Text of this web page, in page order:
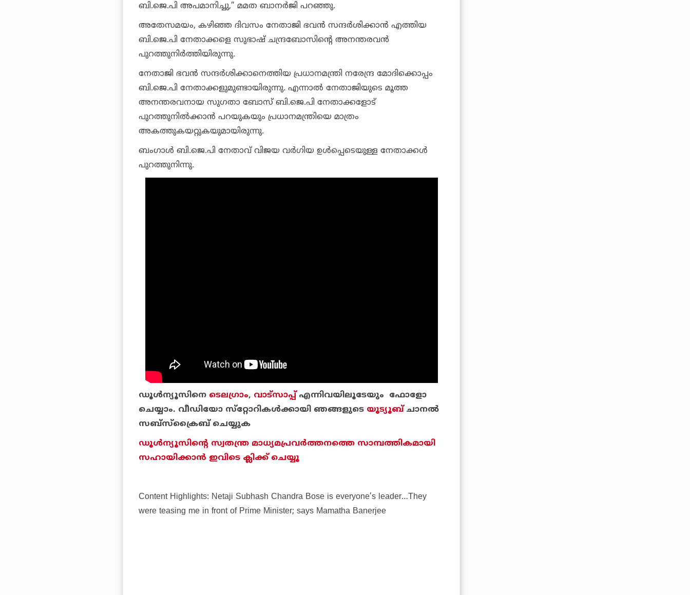
ബി.ജെ.പി അപമാനിച്ചു,” മമത ബാനര്‍ജി പറഞ്ഞു.
അതേസമയം, കഴിഞ്ഞ ദിവസം നേതാജി ഭവന്‍ സന്ദര്‍ശിക്കാന്‍ എത്തിയ
ബി.ജെ.പി നേതാക്കളെ സുഭാഷ് ചന്ദ്രബോസിന്റെ അനന്തരവന്‍
പുറത്തുനിര്‍ത്തിയിരുന്നു.
നേതാജി ഭവന്‍ സന്ദര്‍ശിക്കാനെത്തിയ പ്രധാനമന്ത്രി നരേന്ദ്ര മോദിക്കൊപ്പം
ബി.ജെ.പി നേതാക്കളുമുണ്ടായിരുന്നു. എന്നാല്‍ നേതാജിയുടെ മൂത്ത
അനന്തരവനായ സുഗതാ ബോസ് ബി.ജെ.പി നേതാക്കളോട്
പുറത്തുനില്‍ക്കാന്‍ പറയുകയും പ്രധാനമന്ത്രിയെ മാത്രം
അകത്തുകയറ്റുകയുമായിരുന്നു.
ബംഗാള്‍ ബി.ജെ.പി നേതാവ് വിജയ വര്‍ഗിയ ഉള്‍പ്പെടെയുള്ള നേതാക്കള്‍
പുറത്തുനിന്നു.
ഡൂള്‍ന്യൂസിനെ ടെലഗ്രാം, വാട്‌സാപ്പ്എന്നിവയിലൂടേയും ഫോളോ
ചെയ്യാം. വീഡിയോ സ്‌റ്റോറികള്‍ക്കായി ഞങ്ങളുടെ യൂട്യൂബ്ചാനല്‍
സബ്‌സ്‌ക്രൈബ് ചെയ്യുക
ഡൂള്‍ന്യൂസിന്റെ സ്വതന്ത്ര മാധ്യമപ്രവര്‍ത്തനത്തെ സാമ്പത്തികമായി
സഹായിക്കാന്‍ ഇവിടെ ക്ലിക്ക് ചെയ്യൂ
Content Highlights: Netaji Subhash Chandra Bose is everyone’s leader…They
were teasing me in front of Prime Minister; says Mamatha Banerjee